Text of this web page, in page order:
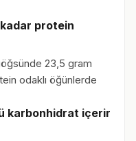
protein
23,5 gram
odaklı öğünlerde
karbonhidrat içerir